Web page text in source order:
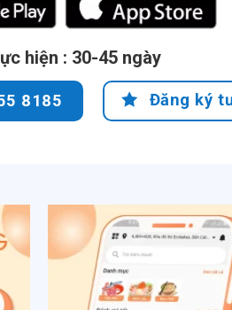
hiện : 30-45 ngày
8185 Đăng ký